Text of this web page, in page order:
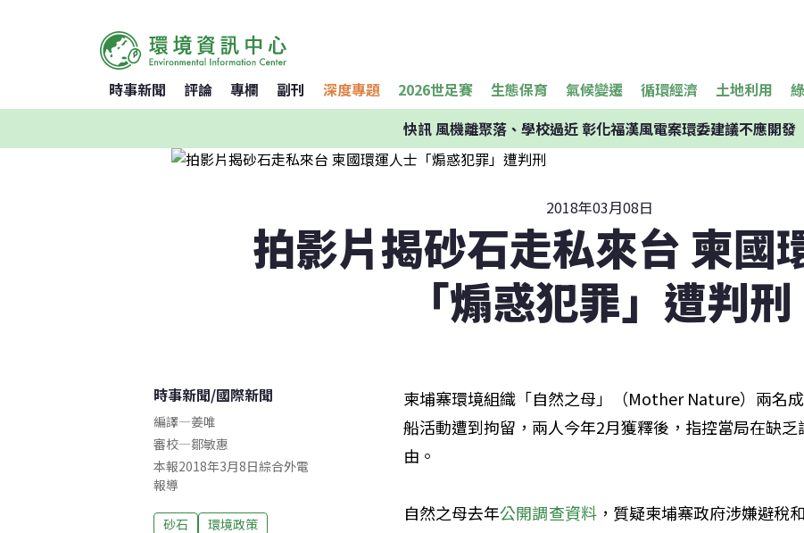
時事新聞 評論 專欄 副刊 深度專題 2026世足賽 生態保育 氣候變遷 循環經濟 土地利用
快訊風機離聚落、學校過近 彰化福漢風電案環委建議不應開發
2018年03月08日
拍影片揭砂石走私來台 柬國
「煽惑犯罪」遭判刑
時事新聞/國際新聞
編譯—姜唯
審校—鄒敏惠
本報2018年3月8日綜合外電
報導
砂石
環境政策
柬埔寨環境組織「自然之母」（Mother Nature）兩名
船活動遭到拘留，兩人今年2月獲釋後，指控當局在缺
由。
自然之母去年公開調查資料 ，質疑柬埔寨政府涉嫌避稅